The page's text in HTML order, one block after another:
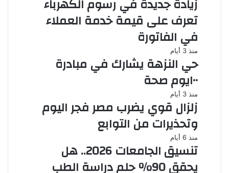
زيادة جديدة في رسوم الكهرباء
تعرف على قيمة خدمة العملاء
في الفاتورة
منذ 3 أيام
حي النزهة يشارك في مبادرة
١٠٠يوم صحة
منذ 3 أيام
زلزال قوي يضرب مصر فجر اليوم
وتحذيرات من التوابع
منذ 6 أيام
تنسيق الجامعات 2026.. هل
يحقق 90% حلم دراسة الطب